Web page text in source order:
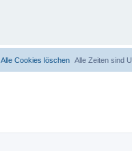
Alle Zeiten sind
Alle Cookies löschen